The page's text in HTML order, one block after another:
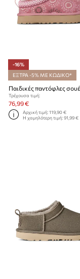
-16%
ΕΞΤΡΑ -5% ΜΕ ΚΩΔΙΚΟ*
Τρέχουσα τιμή:
76,99 €
Αρχική τιμή:119,90 €
Η χαμηλότερη τιμή:91,99 €